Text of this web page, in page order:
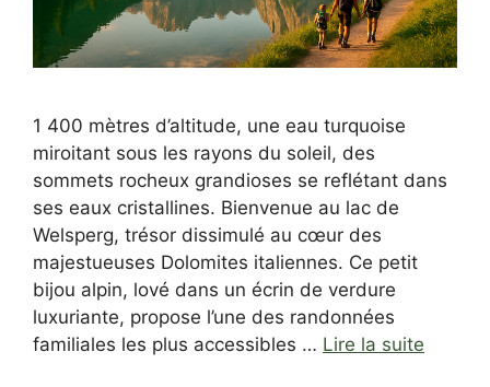
1 400 mètres d’altitude, une eau turquoise
miroitant sous les rayons du soleil, des
sommets rocheux grandioses se reflétant dans
ses eaux cristallines. Bienvenue au lac de
Welsperg, trésor dissimulé au cœur des
majestueuses Dolomites italiennes. Ce petit
bijou alpin, lové dans un écrin de verdure
luxuriante, propose l’une des randonnées
familiales les plus accessibles … Lire la suite